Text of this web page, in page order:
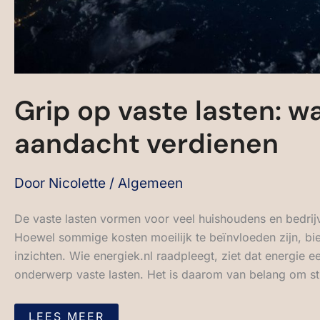
Grip op vaste lasten:
aandacht verdienen
Door Nicolette / Algemeen
De vaste lasten vormen voor veel huishoudens en
Hoewel sommige kosten moeilijk te beïnvloeden zijn,
inzichten. Wie energiek.nl raadpleegt, ziet dat energie
onderwerp vaste lasten. Het is daarom van belang om
LEES MEER